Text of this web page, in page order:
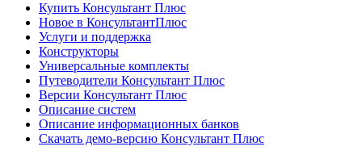
Купить Консультант Плюс
Новое в КонсультантПлюс
Услуги и поддержка
Конструкторы
Универсальные комплекты
Путеводители Консультант Плюс
Версии Консультант Плюс
Описание систем
Описание информационных банков
Скачать демо-версию Консультант Плюс